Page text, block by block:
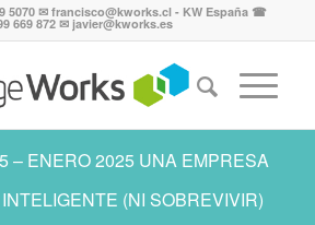
5070 ✉ francisco@kworks.cl - KW España ☎
669 872 ✉ javier@kworks.es
– ENERO 2025 UNA EMPRESA
(NI SOBREVIVIR)